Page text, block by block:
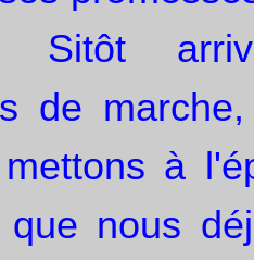
Sitôt
de
à
nous